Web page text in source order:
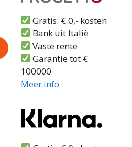
Gratis: € 0,- kosten
Bank uit Italië
Vaste rente
Garantie tot €
100000
Meer info